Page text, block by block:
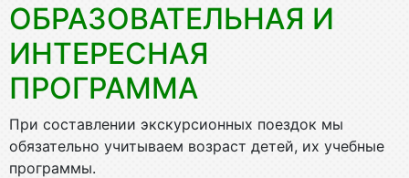
ОБРАЗОВАТЕЛЬНАЯ И
ИНТЕРЕСНАЯ
ПРОГРАММА
При составлении экскурсионных поездок мы
обязательно учитываем возраст детей, их учебные
программы.